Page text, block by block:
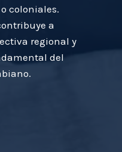
coloniales.
a
regional y
del